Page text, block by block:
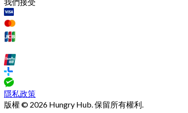
隱私政策
版權 © 2026 Hungry Hub. 保留所有權利.